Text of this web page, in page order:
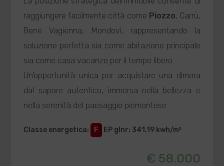
raggiungere facilmente città come Piozzo, Carrù,
Bene Vagienna, Mondovì, rappresentando la
soluzione perfetta sia come abitazione principale
sia come casa vacanze per il tempo libero.
Un'opportunità unica per acquistare una dimora
dal sapore autentico, immersa nella bellezza e
nella serenità del paesaggio piemontese.
Classe energetica: F EP glnr: 341.19 kwh/m²
€ 58.000